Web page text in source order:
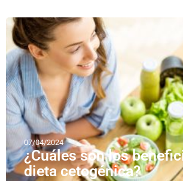
07/04/2024
¿Cuáles son los
dieta cetogénica?